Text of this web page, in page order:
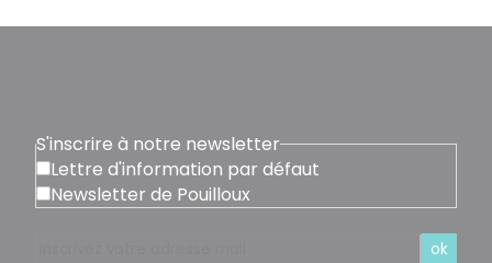
S'inscrire à notre newsletter
Lettre d'information par défaut
Newsletter de Pouilloux
ok